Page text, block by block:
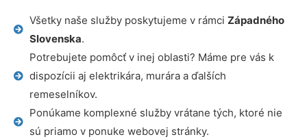
Všetky naše služby poskytujeme v rámci Západného
Slovenska.
Potrebujete pomôcť v inej oblasti? Máme pre vás k
dispozícii aj elektrikára, murára a ďalších
remeselníkov.
Ponúkame komplexné služby vrátane tých, ktoré nie
sú priamo v ponuke webovej stránky.